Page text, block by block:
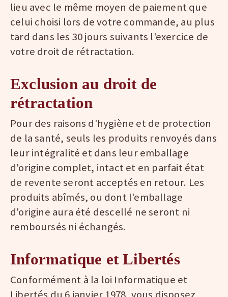
lieu avec le même moyen de paiement que
celui choisi lors de votre commande, au plus
tard dans les 30 jours suivants l'exercice de
votre droit de rétractation.
Exclusion au droit de
rétractation
Pour des raisons d'hygiène et de protection
de la santé, seuls les produits renvoyés dans
leur intégralité et dans leur emballage
d'origine complet, intact et en parfait état
de revente seront acceptés en retour. Les
produits abîmés, ou dont l'emballage
d'origine aura été descellé ne seront ni
remboursés ni échangés.
Informatique et Libertés
Conformément à la loi Informatique et